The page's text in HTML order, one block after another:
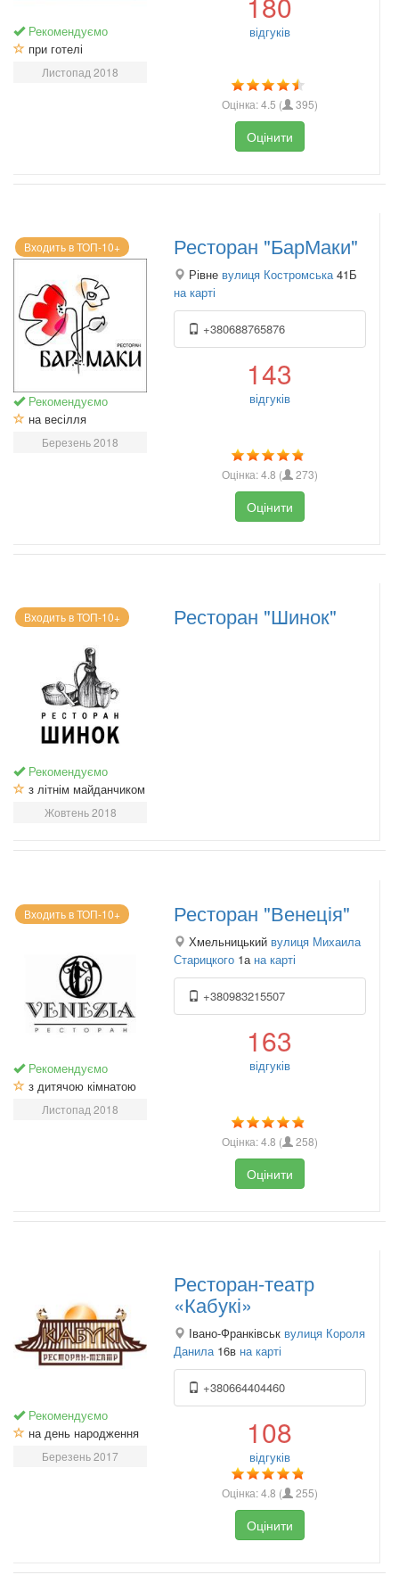
Рекомендуємо
при готелі
Листопад 2018
відгуків
Оцінка:4.5 ( 395)
Оцінити
Входить в ТОП-10+
Рекомендуємо
на весілля
Березень 2018
Ресторан "БарМаки"
Рівне вулиця Костромська41Б
на карті
+380688765876
143
відгуків
Оцінка:4.8 ( 273)
Оцінити
Входить в ТОП-10+
Рекомендуємо
з літнім майданчиком
Жовтень 2018
Ресторан "Шинок"
Входить в ТОП-10+
Рекомендуємо
з дитячою кімнатою
Листопад 2018
Ресторан "Венеція"
Хмельницький вулиця Михаила
Старицкого 1а на карті
+380983215507
163
відгуків
Оцінка:4.8 ( 258)
Оцінити
Рекомендуємо
на день народження
Березень 2017
Ресторан-театр
«Кабукі»
Івано-Франківськ вулиця Короля
Данила16в на карті
+380664404460
108
відгуків
Оцінка:4.8 ( 255)
Оцінити